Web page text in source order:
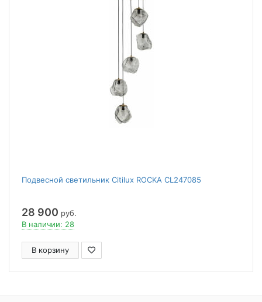
Подвесной светильник Citilux ROCKA CL247085
28 900 руб.
В наличии: 28
В корзину